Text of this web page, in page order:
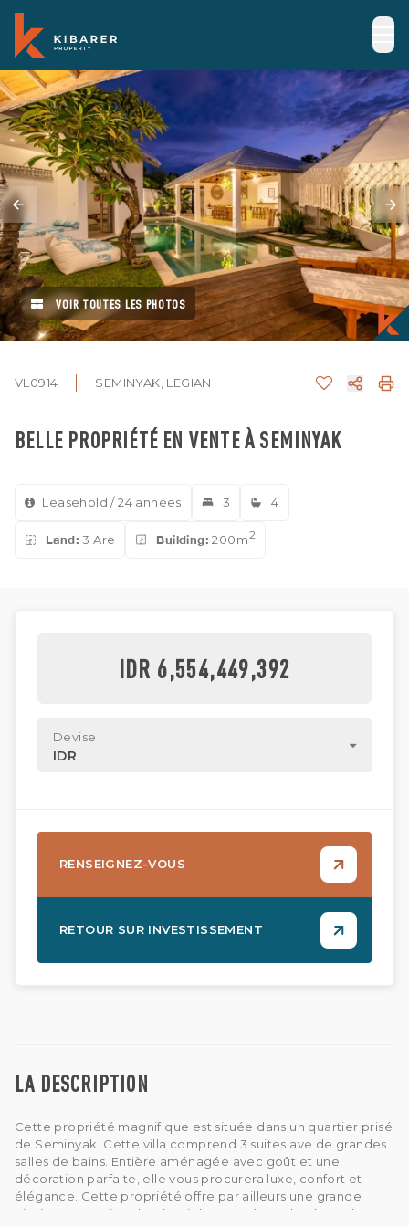
VOIR TOUTES LES PHOTOS
VL0914 SEMINYAK, LEGIAN
BELLE PROPRIÉTÉ EN VENTE À SEMINYAK
Leasehold / 24 années 3 4
Land: 3 Are Building: 200m2
LA DESCRIPTION
Cette propriété magnifique est située dans un quartier prisé
de Seminyak. Cette villa comprend 3 suites ave de grandes
salles de bains. Entière aménagée avec goût et une
décoration parfaite, elle vous procurera luxe, confort et
élégance. Cette propriété offre par ailleurs une grande
piscine, un service de sécurité, un système de sécurité, un
IDR 6,554,449,392
Devise
IDR
RENSEIGNEZ-VOUS
RETOUR SUR INVESTISSEMENT